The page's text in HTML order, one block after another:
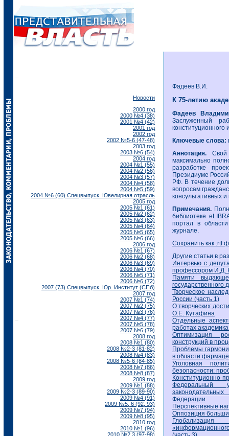
Новости
2000 год
2000 №4 (38)
2001 №4 (42)
2001 год
2002 год
2002 №5-6 (47-48)
2003 год
2003 №6 (54)
2004 год
2004 №1 (55)
2004 №2 (56)
2004 №3 (57)
2004 №4 (58)
2004 №5 (59)
2004 №6 (60) Спецвыпуск. Ювелирная отрасль
2005 год
2005 №1 (61)
2005 №2 (62)
2005 №3 (63)
2005 №4 (64)
2005 №5 (65)
2005 №6 (66)
2006 год
2006 №1 (67)
2006 №2 (68)
2006 №3 (69)
2006 №4 (70)
2006 №5 (71)
2006 №6 (72)
2007 (73) Спецвыпуск. Юр. Институт (СПб)
2007 год
2007 №1 (74)
2007 №2 (75)
2007 №3 (76)
2007 №4 (77)
2007 №5 (78)
2007 №6 (79)
2008 год
2008 №1 (80)
2008 №2-3 (81-82)
2008 №4 (83)
2008 №5-6 (84-85)
2008 №7 (86)
2008 №8 (87)
2009 год
2009 №1 (88)
2009 №2-3 (89-90)
2009 №4 (91)
2009 №5, 6 (92, 93)
2009 №7 (94)
2009 №8 (95)
2010 год
2010 №1 (96)
2010 №2,3 (97-98)
Фадеев В.И.
К 75-летию
Фадеев
Заслуженный
Ключевые слова:
Аннотация. Свой
максимально
разработке
Президиуме
РФ. В течение
вопросам
консультативных
Примечания.
библиотеке
портал в
журнале.
Сохранить как .rtf
Другие статьи в
Интервью с
профессором И.Д.
Памяти
государственного
Творческое
России (часть 1)
О творческих
О.Е. Кутафина
Отдельные
работах
Оптимизация
конструкций в
Проблемы
в области
Уголовная
безопасности:
Конституционно-
Федеральный
Федерации
Перспективные
Оппозиция